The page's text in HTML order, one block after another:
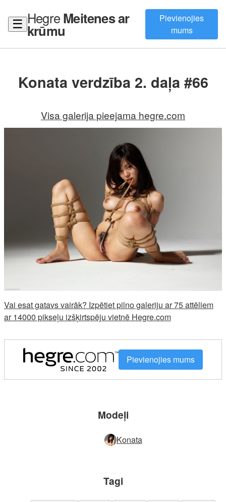
☰ HegreMeitenes ar
krūmu
Pievienojies
mums
Konata verdzība 2. daļa #66
Visa galerija pieejama hegre.com
Vai esat gatavs vairāk? Izpētiet pilno galeriju ar 75 attēliem
ar 14000 pikseļu izšķirtspēju vietnē Hegre.com
Pievienojies mums
Modeļi
Konata
Tagi